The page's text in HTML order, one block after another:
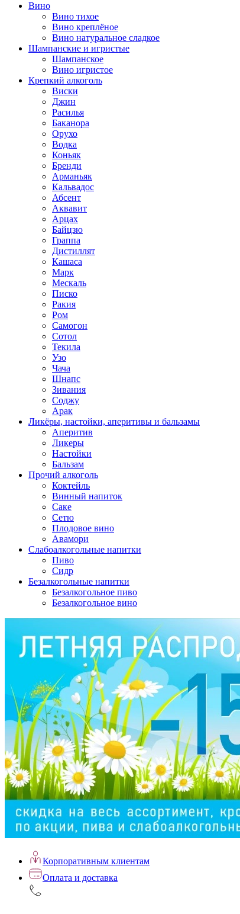
Вино
Вино тихое
Вино креплёное
Вино натуральное сладкое
Шампанские и игристые
Шампанское
Вино игристое
Крепкий алкоголь
Виски
Джин
Расилья
Баканора
Орухо
Водка
Коньяк
Бренди
Арманьяк
Кальвадос
Абсент
Аквавит
Арцах
Байцзю
Граппа
Дистиллят
Кашаса
Марк
Мескаль
Писко
Ракия
Ром
Самогон
Сотол
Текила
Узо
Чача
Шнапс
Зивания
Соджу
Арак
Ликёры, настойки, аперитивы и бальзамы
Аперитив
Ликеры
Настойки
Бальзам
Прочий алкоголь
Коктейль
Винный напиток
Саке
Сетю
Плодовое вино
Авамори
Слабоалкогольные напитки
Пиво
Сидр
Безалкогольные напитки
Безалкогольное пиво
Безалкогольное вино
Корпоративным клиентам
Оплата и доставка